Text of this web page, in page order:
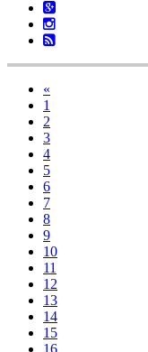
«
1
2
3
4
5
6
7
8
9
10
11
12
13
14
15